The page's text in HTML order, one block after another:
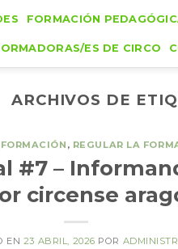
FORMACIÓN
ES DE CIRCO
ARCHIVOS DE
FORMACIÓN , REGULAR LA
#7 –
circense
EN 23 ABRIL, 2026 POR